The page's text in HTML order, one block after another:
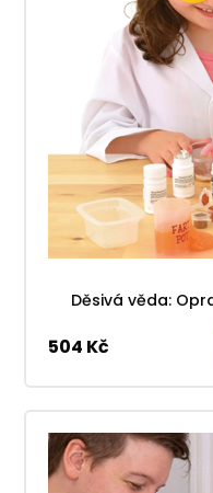
Děsivá věda:
504 Kč